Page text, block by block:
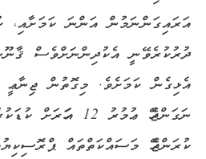
އަރައިގަންނަމުން އަންނަ ކަމަށާއި،
ދުރުކުރެވޭނީ އެކުދިންނަށްވެސް
އެޅިގެން ކަމަށެވެ. މިގޮތުން
ނަގަންޖެހޭ ޢުމުރު
ކުރަންޖެހޭ މަސައްކަތްތައް